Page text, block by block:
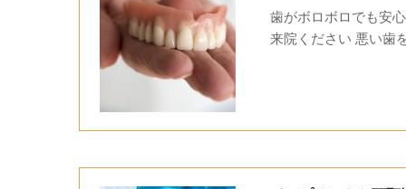
歯がボロボロでも安
来院ください 悪い歯